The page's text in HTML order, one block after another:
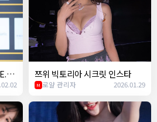
쯔위 빅토리아 시크릿 인스타
M 로얄 관리자 2026.01.29